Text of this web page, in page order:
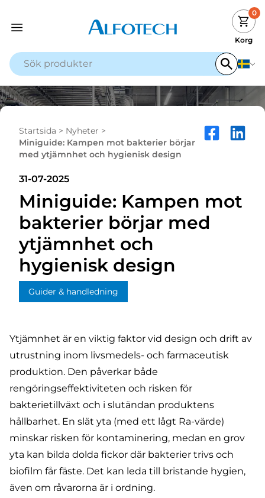
0
Korg
Startsida > Nyheter >
Miniguide: Kampen mot bakterier börjar
med ytjämnhet och hygienisk design
31-07-2025
Miniguide: Kampen mot
bakterier börjar med
ytjämnhet och
hygienisk design
Guider & handledning
Ytjämnhet är en viktig faktor vid design och drift av
utrustning inom livsmedels- och farmaceutisk
produktion. Den påverkar både
rengöringseffektiviteten och risken för
bakterietillväxt och i slutändan produktens
hållbarhet. En slät yta (med ett lågt Ra-värde)
minskar risken för kontaminering, medan en grov
yta kan bilda dolda fickor där bakterier trivs och
biofilm får fäste. Det kan leda till bristande hygien,
även om råvarorna är i ordning.